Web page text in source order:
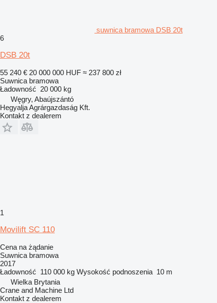
suwnica bramowa DSB 20t
6
DSB 20t
55 240 € 20 000 000 HUF ≈ 237 800 zł
Suwnica bramowa
Ładowność 20 000 kg
Węgry, Abaújszántó
Hegyalja Agrárgazdaság Kft.
Kontakt z dealerem
1
Movilift SC 110
Cena na żądanie
Suwnica bramowa
2017
Ładowność 110 000 kg Wysokość podnoszenia 10 m
Wielka Brytania
Crane and Machine Ltd
Kontakt z dealerem